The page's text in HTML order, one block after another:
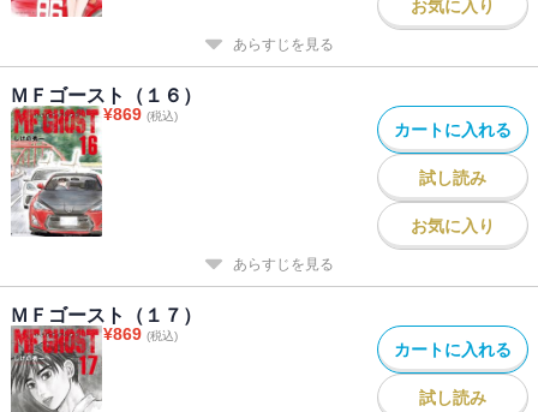
お気に入り
あらすじを見る
ＭＦゴースト（１６）
¥869 (税込)
カートに入れる
試し読み
お気に入り
あらすじを見る
ＭＦゴースト（１７）
¥869 (税込)
カートに入れる
試し読み